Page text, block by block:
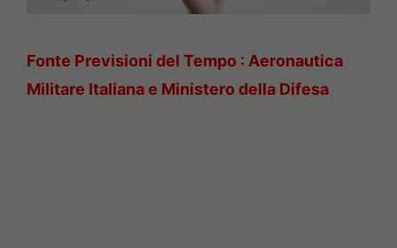
Fonte Previsioni del Tempo : Aeronautica
Militare Italiana e Ministero della Difesa